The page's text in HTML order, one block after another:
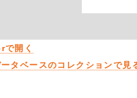
開く
タベースのコレクションで見